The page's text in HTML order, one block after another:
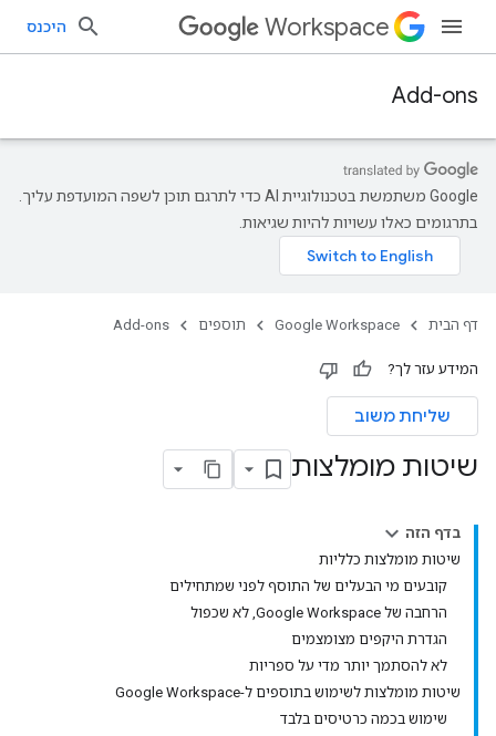
Workspace היכנס
Add-ons
‫Google משתמשת בטכנולוגיית AI כדי לתרגם תוכן לשפה המועדפת עליך.
בתרגומים כאלו עשויות להיות שגיאות.
דף הבית Google Workspace תוספים Add-ons
המידע עזר לך?
שליחת משוב
שיטות מומלצות
בדף הזה
שיטות מומלצות כלליות
קובעים מי הבעלים של התוסף לפני שמתחילים
הרחבה של Google Workspace, לא שכפול
הגדרת היקפים מצומצמים
לא להסתמך יותר מדי על ספריות
שיטות מומלצות לשימוש בתוספים ל-Google Workspace
שימוש בכמה כרטיסים בלבד